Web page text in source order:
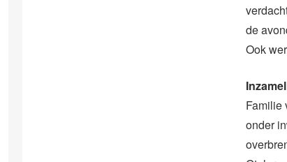
de
Ook
Familie
onder